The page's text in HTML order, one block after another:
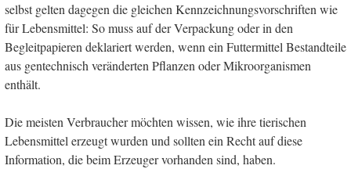
selbst gelten dagegen die gleichen Kennzeichnungsvorschriften wie
für Lebensmittel: So muss auf der Verpackung oder in den
Begleitpapieren deklariert werden, wenn ein Futtermittel Bestandteile
aus gentechnisch veränderten Pflanzen oder Mikroorganismen
enthält.
Die meisten Verbraucher möchten wissen, wie ihre tierischen
Lebensmittel erzeugt wurden und sollten ein Recht auf diese
Information, die beim Erzeuger vorhanden sind, haben.